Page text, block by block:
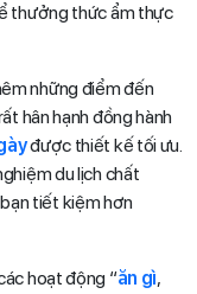
thưởng thức ẩm thực
những điểm đến
hân hạnh đồng hành
được thiết kế tối ưu.
du lịch chất
tiết kiệm hơn
hoạt động “ăn gì,